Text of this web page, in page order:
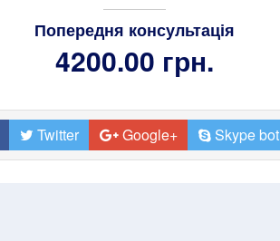
Попередня консультація
4200.00 грн.
Twitter Google+ Skype bot